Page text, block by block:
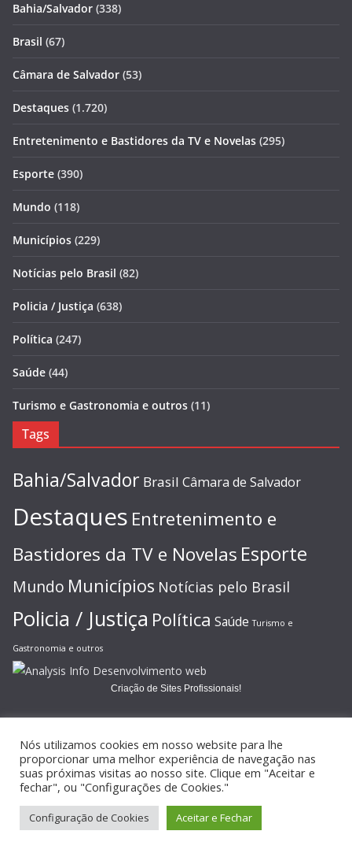
Bahia/Salvador (338)
Brasil (67)
Câmara de Salvador (53)
Destaques (1.720)
Entretenimento e Bastidores da TV e Novelas (295)
Esporte (390)
Mundo (118)
Municípios (229)
Notícias pelo Brasil (82)
Policia / Justiça (638)
Política (247)
Saúde (44)
Turismo e Gastronomia e outros (11)
Tags
Bahia/Salvador Brasil Câmara de Salvador
Destaques Entretenimento e
Bastidores da TV e Novelas Esporte
Mundo Municípios Notícias pelo Brasil
Policia / Justiça Política Saúde Turismo e
Gastronomia e outros
Criação de Sites Profissionais!
Copyright © 2026JORNAL GAZETA ONLINE
reservados.
Tema:ColorMagpor ThemeGrill. Powered by
Nós utilizamos cookies em nosso website para lhe
proporcionar uma melhor experiência de navegação nas
suas próximas visitas ao nosso site. Clique em "Aceitar e
fechar", ou "Configurações de Cookies."
Configuração de Cookies Aceitar e Fechar